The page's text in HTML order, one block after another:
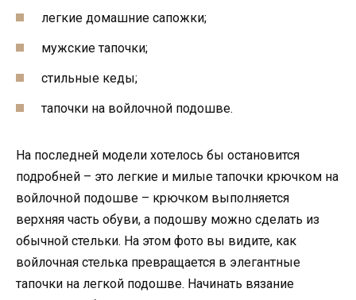
легкие домашние сапожки;
мужские тапочки;
стильные кеды;
тапочки на войлочной подошве.
На последней модели хотелось бы остановится
подробней – это легкие и милые тапочки крючком на
войлочной подошве – крючком выполняется
верхняя часть обуви, а подошву можно сделать из
обычной стельки. На этом фото вы видите, как
войлочная стелька превращается в элегантные
тапочки на легкой подошве. Начинать вязание